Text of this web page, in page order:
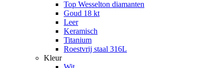
Top Wesselton diamanten
Goud 18 kt
Leer
Keramisch
Titanium
Roestvrij staal 316L
Kleur